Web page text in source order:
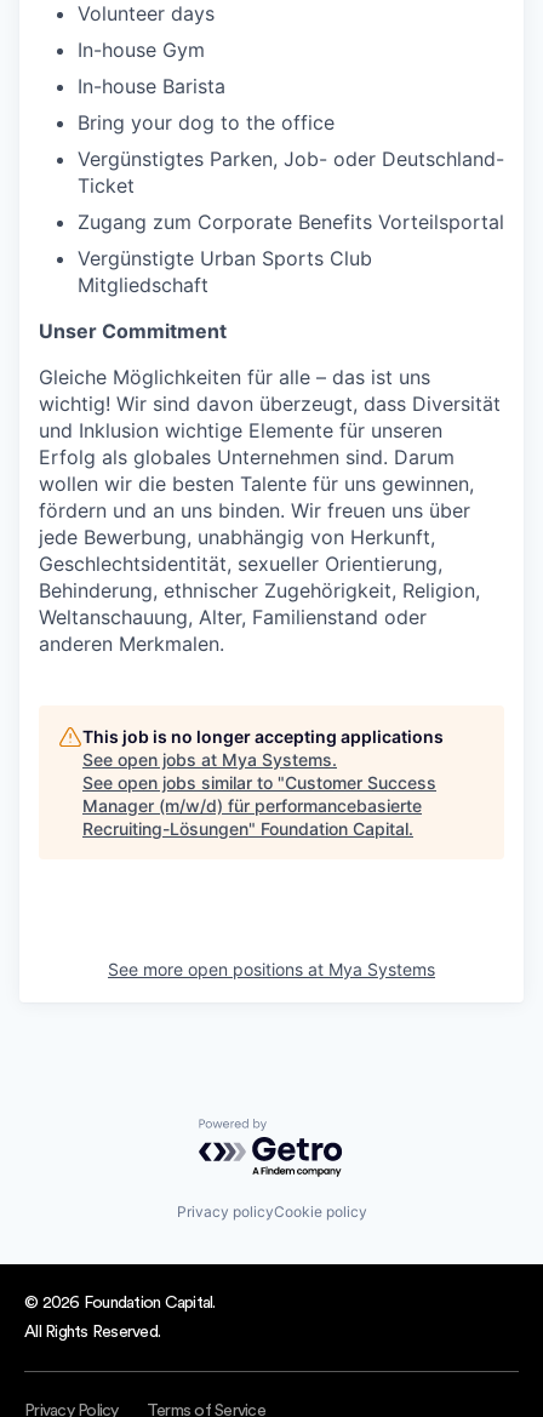
Volunteer days
In-house Gym
In-house Barista
Bring your dog to the office
Vergünstigtes Parken, Job- oder Deutschland-
Ticket
Zugang zum Corporate Benefits Vorteilsportal
Vergünstigte Urban Sports Club
Mitgliedschaft
Unser Commitment
Gleiche Möglichkeiten für alle – das ist uns
wichtig! Wir sind davon überzeugt, dass Diversität
und Inklusion wichtige Elemente für unseren
Erfolg als globales Unternehmen sind. Darum
wollen wir die besten Talente für uns gewinnen,
fördern und an uns binden. Wir freuen uns über
jede Bewerbung, unabhängig von Herkunft,
Geschlechtsidentität, sexueller Orientierung,
Behinderung, ethnischer Zugehörigkeit, Religion,
Weltanschauung, Alter, Familienstand oder
anderen Merkmalen.
This job is no longer accepting applications
See open jobs at Mya Systems.
See open jobs similar to "Customer Success
Manager (m/w/d) für performancebasierte
Recruiting-Lösungen" Foundation Capital.
See more open positions at Mya Systems
Powered by Getro.com
Privacy policyCookie policy
© 2026 Foundation Capital.
All Rights Reserved.
Privacy Policy Terms of Service